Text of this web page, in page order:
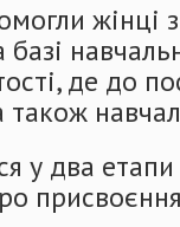
базі
де до
два етапи
присвоєння